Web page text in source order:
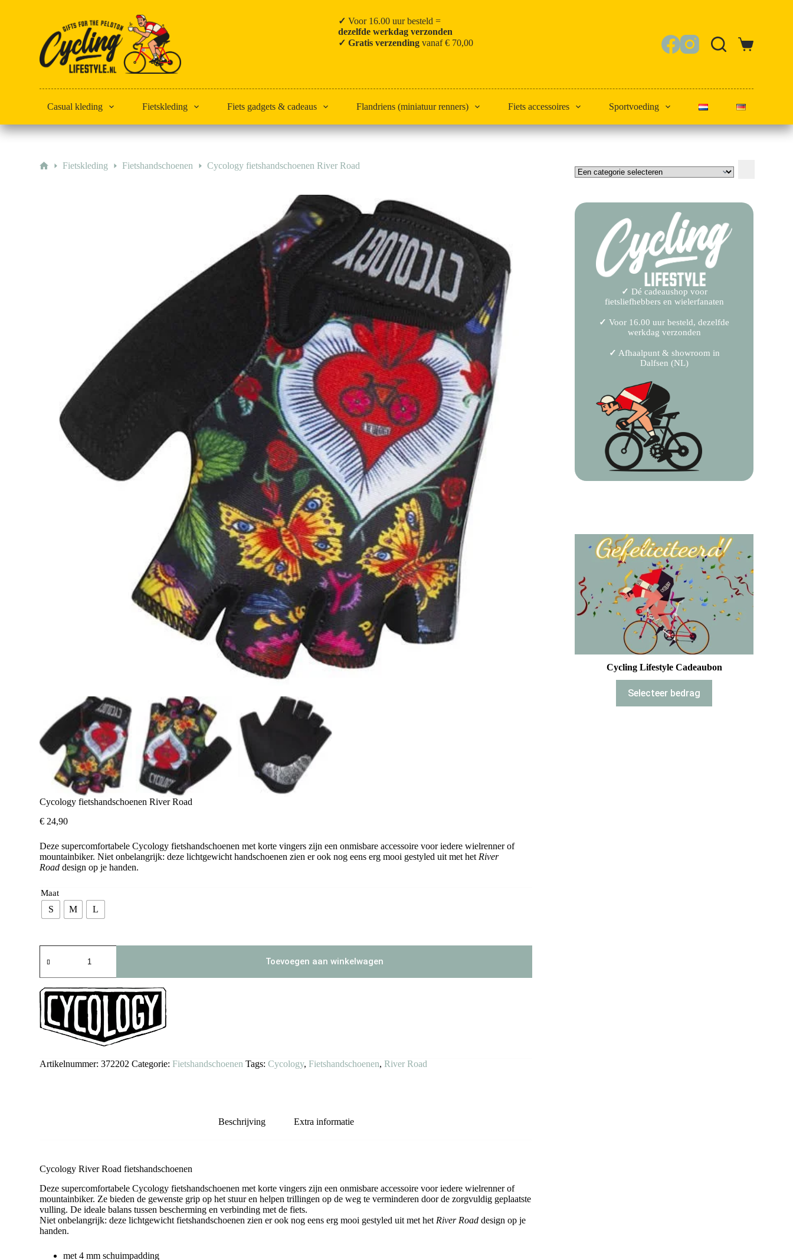
✓ Voor 16.00 uur besteld =
dezelfde werkdag verzonden
✓ Gratis verzendingvanaf € 70,00
Winkelwagen
Casual kleding Fietskleding Fiets gadgets & cadeaus Flandriens (miniatuur renners) Fiets accessoires Sportvoeding
HomeFietskleding Fietshandschoenen Cycology fietshandschoenen River Road
Cycology fietshandschoenen River Road
€ 24,90
Deze supercomfortabele Cycology fietshandschoenen met korte vingers zijn een onmisbare accessoire voor iedere wielrenner of
mountainbiker. Niet onbelangrijk: deze lichtgewicht handschoenen zien er ook nog eens erg mooi gestyled uit met het River
Road design op je handen.
Maat
S M L
fietshandschoenen
Road
aantal
Toevoegen aan winkelwagen
Artikelnummer:372202 Categorie:Fietshandschoenen Tags:Cycology,Fietshandschoenen,River Road
Beschrijving Extra informatie
Cycology River Road fietshandschoenen
Deze supercomfortabele Cycology fietshandschoenen met korte vingers zijn een onmisbare accessoire voor iedere wielrenner of
mountainbiker. Ze bieden de gewenste grip op het stuur en helpen trillingen op de weg te verminderen door de zorgvuldig geplaatste
vulling. De ideale balans tussen bescherming en verbinding met de fiets.
Niet onbelangrijk: deze lichtgewicht fietshandschoenen zien er ook nog eens erg mooi gestyled uit met het River Roaddesign op je
handen.
met 4 mm schuimpadding
categorie
✓ Dé cadeaushop voor
fietsliefhebbers en wielerfanaten
✓ Voor 16.00 uur besteld, dezelfde
werkdag verzonden
✓ Afhaalpunt & showroom in
Dalfsen (NL)
Cycling Lifestyle Cadeaubon
Selecteer bedrag